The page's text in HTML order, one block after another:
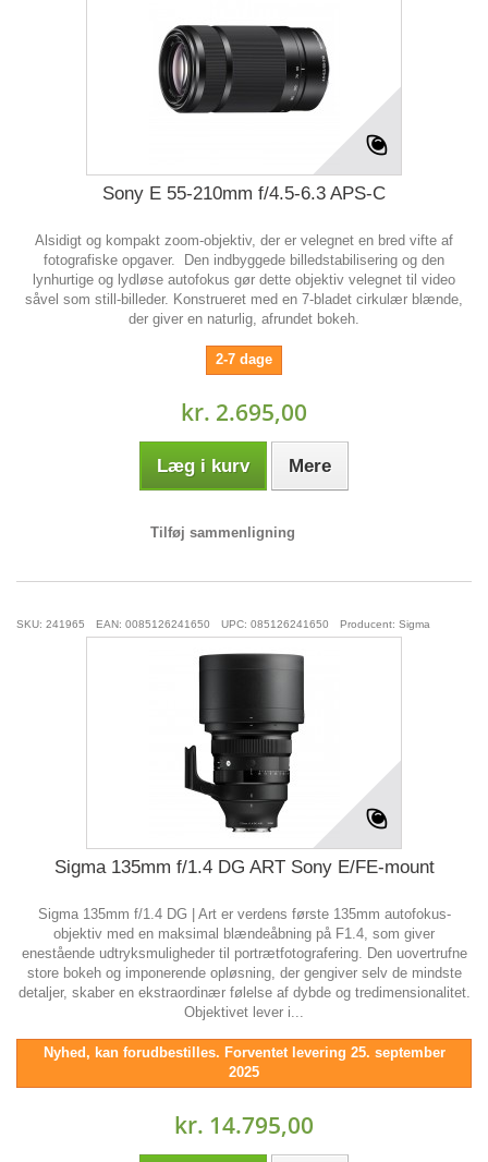
Sony E 55-210mm f/4.5-6.3 APS-C
Alsidigt og kompakt zoom-objektiv, der er velegnet en bred vifte af
fotografiske opgaver. Den indbyggede billedstabilisering og den
lynhurtige og lydløse autofokus gør dette objektiv velegnet til video
såvel som still-billeder. Konstrueret med en 7-bladet cirkulær blænde,
der giver en naturlig, afrundet bokeh.
2-7 dage
kr. 2.695,00
Læg i kurv Mere
Tilføj sammenligning
SKU: 241965 EAN: 0085126241650 UPC: 085126241650 Producent: Sigma
Sigma 135mm f/1.4 DG ART Sony E/FE-mount
Sigma 135mm f/1.4 DG | Art er verdens første 135mm autofokus-
objektiv med en maksimal blændeåbning på F1.4, som giver
enestående udtryksmuligheder til portrætfotografering. Den uovertrufne
store bokeh og imponerende opløsning, der gengiver selv de mindste
detaljer, skaber en ekstraordinær følelse af dybde og tredimensionalitet.
Objektivet lever i...
Nyhed, kan forudbestilles. Forventet levering 25. september
2025
kr. 14.795,00